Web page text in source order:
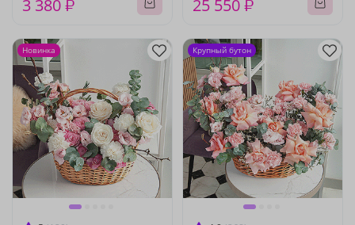
3 380 ₽ 25 550 ₽
Новинка Крупный бутон